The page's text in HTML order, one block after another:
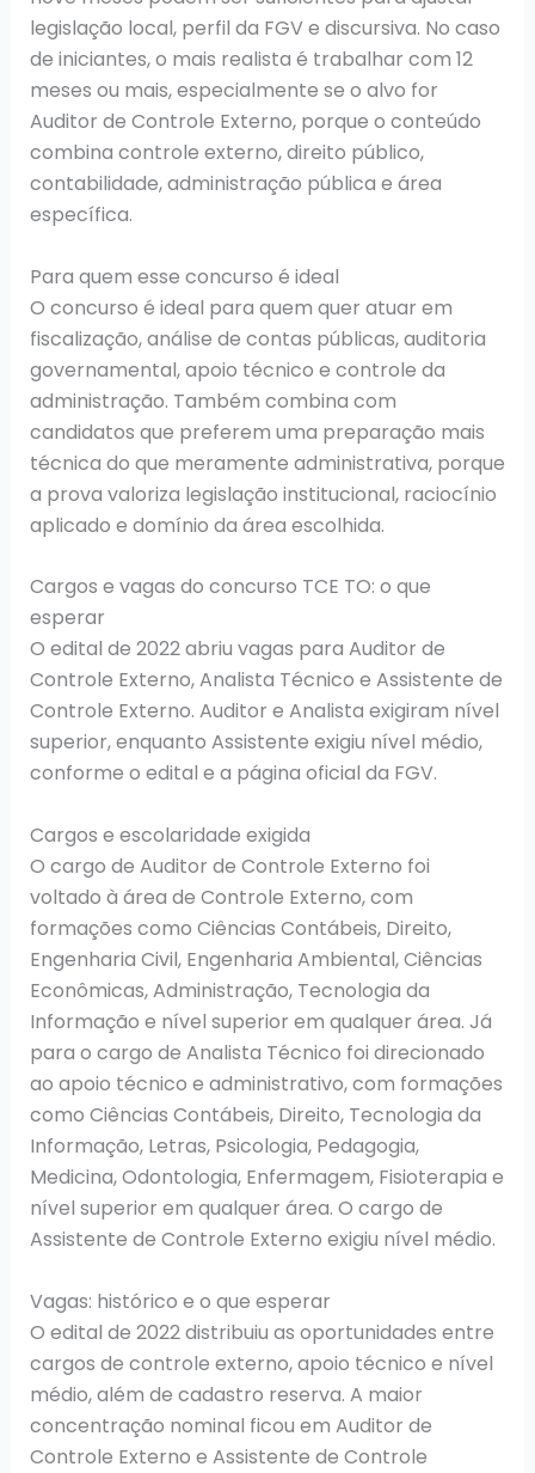
legislação local, perfil da FGV e discursiva. No caso
de iniciantes, o mais realista é trabalhar com 12
meses ou mais, especialmente se o alvo for
Auditor de Controle Externo, porque o conteúdo
combina controle externo, direito público,
contabilidade, administração pública e área
específica.
Para quem esse concurso é ideal
O concurso é ideal para quem quer atuar em
fiscalização, análise de contas públicas, auditoria
governamental, apoio técnico e controle da
administração. Também combina com
candidatos que preferem uma preparação mais
técnica do que meramente administrativa, porque
a prova valoriza legislação institucional, raciocínio
aplicado e domínio da área escolhida.
Cargos e vagas do concurso TCE TO: o que
esperar
O edital de 2022 abriu vagas para Auditor de
Controle Externo, Analista Técnico e Assistente de
Controle Externo. Auditor e Analista exigiram nível
superior, enquanto Assistente exigiu nível médio,
conforme o edital e a página oficial da FGV.
Cargos e escolaridade exigida
O cargo de Auditor de Controle Externo foi
voltado à área de Controle Externo, com
formações como Ciências Contábeis, Direito,
Engenharia Civil, Engenharia Ambiental, Ciências
Econômicas, Administração, Tecnologia da
Informação e nível superior em qualquer área. Já
para o cargo de Analista Técnico foi direcionado
ao apoio técnico e administrativo, com formações
como Ciências Contábeis, Direito, Tecnologia da
Informação, Letras, Psicologia, Pedagogia,
Medicina, Odontologia, Enfermagem, Fisioterapia e
nível superior em qualquer área. O cargo de
Assistente de Controle Externo exigiu nível médio.
Vagas: histórico e o que esperar
O edital de 2022 distribuiu as oportunidades entre
cargos de controle externo, apoio técnico e nível
médio, além de cadastro reserva. A maior
concentração nominal ficou em Auditor de
Controle Externo e Assistente de Controle